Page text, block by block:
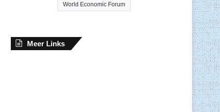
World Economic Forum
Meer Links